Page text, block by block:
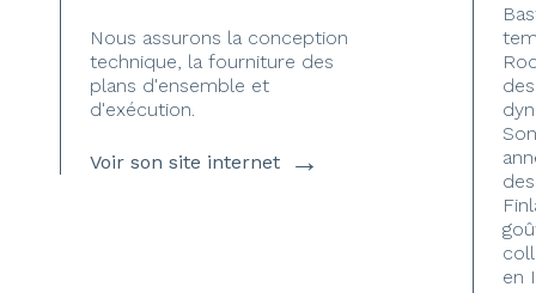
Nous assurons la conception
technique, la fourniture des
plans d'ensemble et
d'exécution.
Voir son site internet →
en